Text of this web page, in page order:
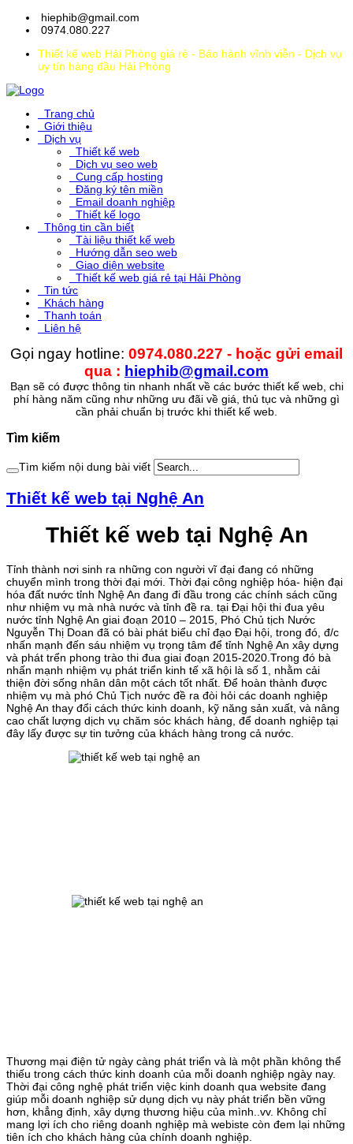
hiephib@gmail.com
0974.080.227
Thiết kế web Hải Phòng giá rẻ - Bảo hành vĩnh viễn - Dịch vụ
uy tín hàng đầu Hải Phòng
Trang chủ
Giới thiệu
Dịch vụ
Thiết kế web
Dịch vụ seo web
Cung cấp hosting
Đăng ký tên miền
Email doanh nghiệp
Thiết kế logo
Thông tin cần biết
Tài liệu thiết kế web
Hướng dẫn seo web
Giao diện website
Thiết kế web giá rẻ tại Hải Phòng
Tin tức
Khách hàng
Thanh toán
Liên hệ
Gọi ngay hotline: 0974.080.227 - hoặc gửi email
qua : hiephib@gmail.com
Bạn sẽ có được thông tin nhanh nhất về các bước thiết kế web, chi
phí hàng năm cũng như những ưu đãi về giá, thủ tục và những gì
cần phải chuẩn bị trước khi thiết kế web.
Tìm kiếm
Tìm kiếm nội dung bài viết
Thiết kế web tại Nghệ An
Thiết kế web tại Nghệ An
Tỉnh thành nơi sinh ra những con người vĩ đại đang có những
chuyển mình trong thời đại mới. Thời đại công nghiệp hóa- hiện đại
hóa đất nước tỉnh Nghệ An đang đi đầu trong các chính sách cũng
như nhiệm vụ mà nhà nước và tỉnh đề ra. tại Đại hội thi đua yêu
nước tỉnh Nghệ An giai đoạn 2010 – 2015, Phó Chủ tịch Nước
Nguyễn Thị Doan đã có bài phát biểu chỉ đạo Đại hội, trong đó, đ/c
nhấn mạnh đến sáu nhiệm vụ trọng tâm để tỉnh Nghệ An xây dựng
và phát trển phong trào thi đua giai đoạn 2015-2020.Trong đó bà
nhấn mạnh nhiệm vụ phát triển kinh tế xã hội là số 1, nhằm cải
thiện đời sống nhân dân một cách tốt nhất. Để hoàn thành được
nhiệm vụ mà phó Chủ Tịch nước đề ra đòi hỏi các doanh nghiệp
Nghệ An thay đổi cách thức kinh doanh, kỹ năng sản xuất, và nâng
cao chất lượng dịch vụ chăm sóc khách hàng, để doanh nghiệp tại
đây lấy được sự tin tưởng của khách hàng trong cả nước.
Thương mại điện tử ngày càng phát triển và là một phần không thể
thiếu trong cách thức kinh doanh của mỗi doanh nghiệp ngày nay.
Thời đại công nghệ phát triển việc kinh doanh qua website đang
giúp mỗi doanh nghiệp sử dụng dịch vụ này phát triển bền vững
hơn, khẳng định, xây dựng thương hiệu của mình..vv. Không chỉ
mang lợi ích cho riêng doanh nghiệp mà webiste còn đem lại những
tiên ích cho khách hàng của chính doanh nghiệp.